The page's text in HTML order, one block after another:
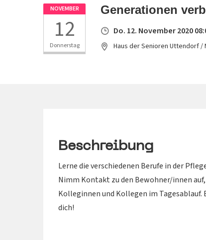
NOVEMBER
12
Donnerstag
Generationen
Do. 12. November 2020
Haus der Senioren Uttendorf /
Beschreibung
Lerne die verschiedenen Berufe in der
Nimm Kontakt zu den Bewohner/innen
Kolleginnen und Kollegen im Tagesablauf.
dich!